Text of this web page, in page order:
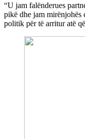
“U jam falënderues
pikë dhe jam
politik për të arritur atë